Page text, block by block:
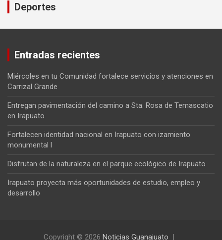
Deportes
Entradas recientes
Miércoles en tu Comunidad fortalece servicios y atenciones en
Carrizal Grande
Entregan pavimentación del camino a Sta. Rosa de Temascatio
en Irapuato
Fortalecen identidad nacional en Irapuato con izamiento
monumental l
Disfrutan de la naturaleza en el parque ecológico de Irapuato
Irapuato proyecta más oportunidades de estudio, empleo y
desarrollo
Copyright © 2026 Noticias Guanajuato